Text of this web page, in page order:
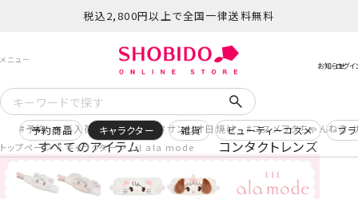
税込2,800円以上で全国一律送料無料
予約 再入荷 ヒロアカ サンリオ日焼け コスメヲタちゃんねる
すべてのアイテム コンタクトレンズ
予約商品 キャラクター 雑貨 ビューティーコスメ ブ
トップページ キャラクター Lil ala mode